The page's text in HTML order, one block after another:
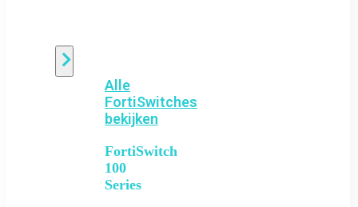
Alle
FortiSwitches
bekijken
FortiSwitch
100
Series